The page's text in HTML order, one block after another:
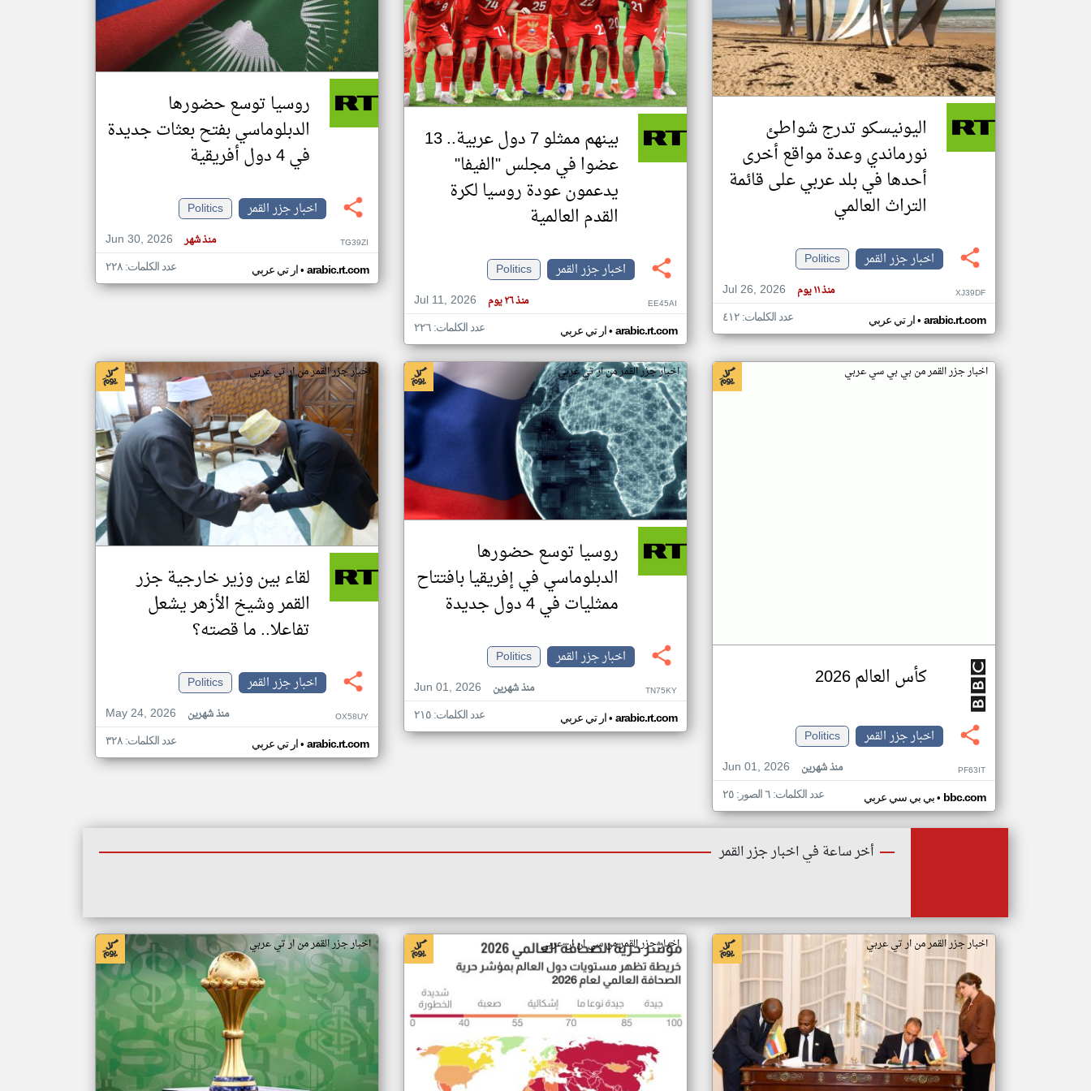
تغيير الدولة
اخبار جزر القمر على مدار الساعة
أهم اخبار جزر القمر العاجلة والمباشرة
اليونيسكو تدرج شواطئ
نورماندي وعدة مواقع أخرى
أحدها في بلد عربي على قائمة
التراث العالمي
اخبار جزر القمر
Politics
Jul 26, 2026
منذ ١١ يوم XJ39DF
ار تي عربي• arabic.rt.com عدد الكلمات: ٤١٢
بينهم ممثلو 7 دول عربية.. 13
عضوا في مجلس "الفيفا"
يدعمون عودة روسيا لكرة
القدم العالمية
اخبار جزر القمر
Politics
Jul 11, 2026
منذ ٢٦ يوم EE45AI
ار تي عربي• arabic.rt.com عدد الكلمات: ٢٢٦
روسيا توسع حضورها
الدبلوماسي بفتح بعثات جديدة
في 4 دول أفريقية
اخبار جزر القمر
Politics
Jun 30, 2026
منذ شهر TG39ZI
ار تي عربي• arabic.rt.com عدد الكلمات: ٢٢٨
اخبار جزر القمر من بي بي سي عربي
كأس العالم 2026
اخبار جزر القمر
Politics
Jun 01, 2026
منذ شهرين PF63IT
بي بي سي عربي• bbc.com عدد الكلمات: ٦ الصور: ٢٥
اخبار جزر القمر من ار تي عربي
روسيا توسع حضورها
الدبلوماسي في إفريقيا بافتتاح
ممثليات في 4 دول جديدة
اخبار جزر القمر
Politics
Jun 01, 2026
منذ شهرين TN75KY
ار تي عربي• arabic.rt.com عدد الكلمات: ٢١٥
اخبار جزر القمر من ار تي عربي
لقاء بين وزير خارجية جزر
القمر وشيخ الأزهر يشعل
تفاعلا.. ما قصته؟
اخبار جزر القمر
Politics
May 24, 2026
منذ شهرين OX58UY
ار تي عربي• arabic.rt.com عدد الكلمات: ٣٢٨
أخر ساعة في اخبار جزر القمر
اخبار جزر القمر من ار تي عربي اخبار جزر القمر من سي ان ان عربي اخبار جزر القمر من ار تي عربي
klyoum.com